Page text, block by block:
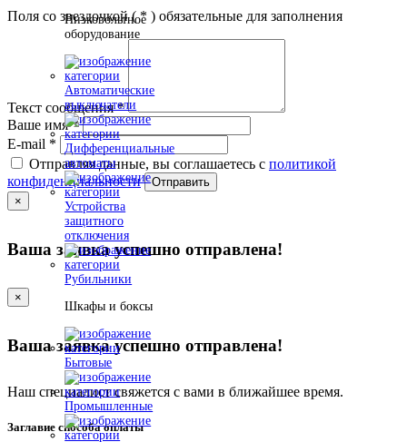
Низковольтное
оборудование
Автоматические
выключатели
Дифференциальные
автоматы
Устройства
защитного
отключения
Рубильники
Шкафы и боксы
Бытовые
Промышленные
Поля со звездочкой (* ) обязательные для заполнения
Текст сообщения*
Ваше имя*
E-mail *
Отправляя данные, вы соглашаетесь с политикой
конфиденциальности
Отправить
×
Ваша заявка успешно отправлена!
×
Ваша заявка успешно отправлена!
Наш специалист свяжется с вами в ближайшее время.
Заглавие способа оплаты